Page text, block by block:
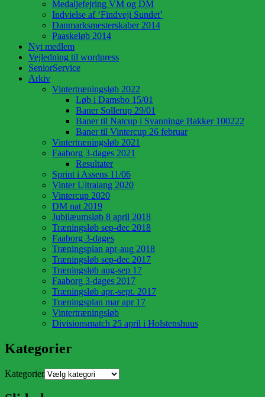
Medaljefejring VM og DM
Indvielse af ‘Findveji Sundet’
Danmarksmesterskaber 2014
Paaskeløb 2014
Nyt medlem
Vejledning til wordpress
SeniorService
Arkiv
Vintertræningsløb 2022
Løb i Damsbo 15/01
Baner Sollerup 29/01
Baner til Natcup i Svanninge Bakker 100222
Baner til Vintercup 26 februar
Vintertræningsløb 2021
Faaborg 3-dages 2021
Resultater
Sprint i Assens 11/06
Vinter Ultralang 2020
Vintercup 2020
DM nat 2019
Jubilæumsløb 8 april 2018
Træningsløb sep-dec 2018
Faaborg 3-dages
Træningsplan apr-aug 2018
Træningsløb sep-dec 2017
Træningsløb aug-sep 17
Faaborg 3-dages 2017
Træningsløb apr.-sept. 2017
Træningsplan mar apr 17
Vintertræningsløb
Divisionsmatch 25 april i Holstenshuus
Kategorier
Kategorier